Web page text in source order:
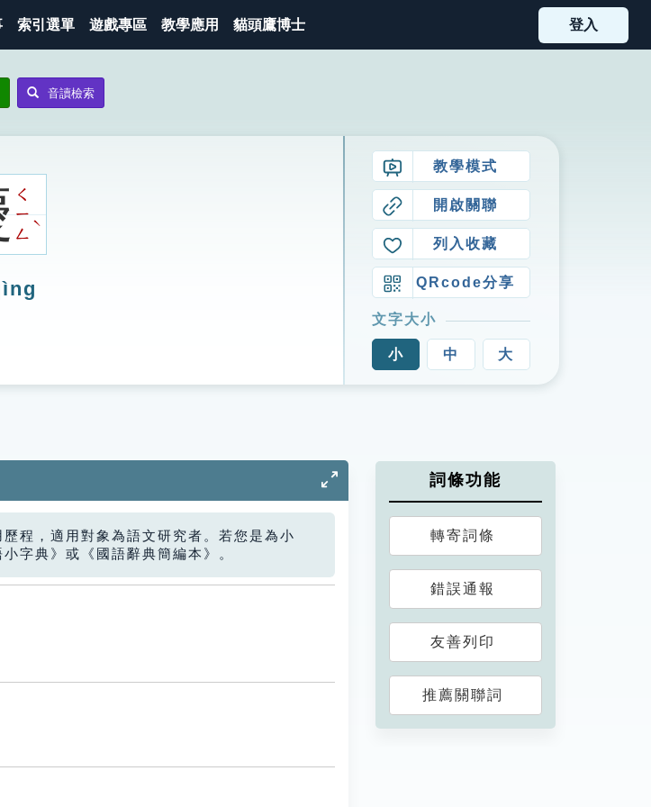
索引選單 遊戲專區 教學應用 貓頭鷹博士 登入
音讀檢索
ㄑ
ㄧ
ㄥ
ˋ
教學模式
開啟關聯
列入收藏
QRcode分享
文字大小
小 中 大
程，適用對象為語文研究者。若您是為小
字典》或《國語辭典簡編本》。
詞條功能
轉寄詞條
錯誤通報
友善列印
推薦關聯詞